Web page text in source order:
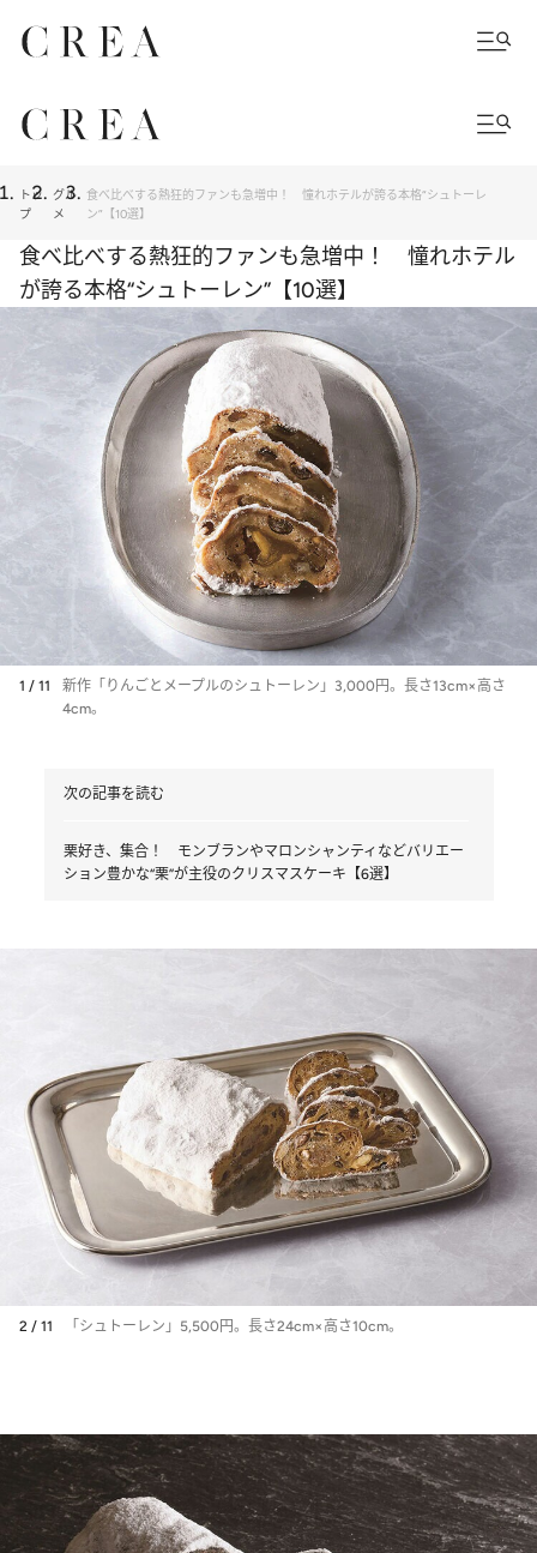
トッ
プ
グル
メ
食べ比べする熱狂的ファンも急増中！ 憧れホテルが誇る本格“シュトーレ
ン”【10選】
食べ比べする熱狂的ファンも急増中！ 憧れホテル
が誇る本格“シュトーレン”【10選】
1 / 11
新作「りんごとメープルのシュトーレン」3,000円。長さ13cm×高さ
4cm。
次の記事を読む
栗好き、集合！ モンブランやマロンシャンティなどバリエー
ション豊かな“栗”が主役のクリスマスケーキ【6選】
2 / 11 「シュトーレン」5,500円。長さ24cm×高さ10cm。